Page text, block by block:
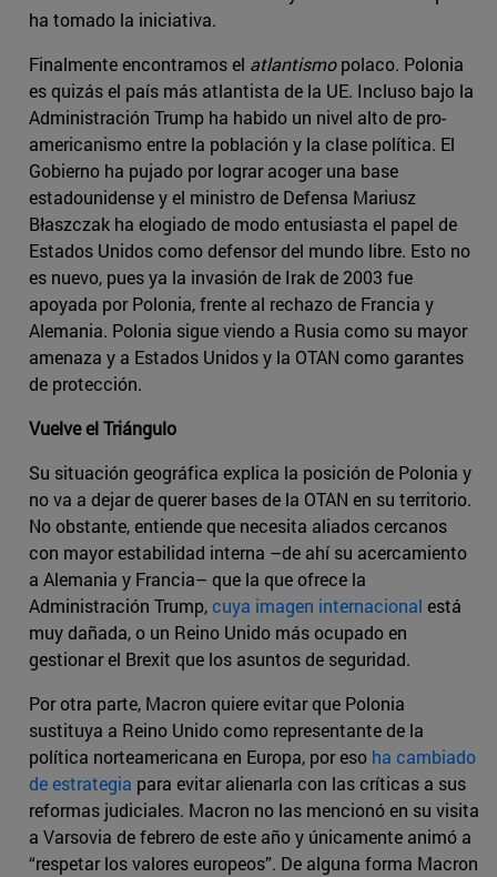
ha tomado la iniciativa.
Finalmente encontramos el atlantismopolaco. Polonia
es quizás el país más atlantista de la UE. Incluso bajo la
Administración Trump ha habido un nivel alto de pro-
americanismo entre la población y la clase política. El
Gobierno ha pujado por lograr acoger una base
estadounidense y el ministro de Defensa Mariusz
Błaszczak ha elogiado de modo entusiasta el papel de
Estados Unidos como defensor del mundo libre. Esto no
es nuevo, pues ya la invasión de Irak de 2003 fue
apoyada por Polonia, frente al rechazo de Francia y
Alemania. Polonia sigue viendo a Rusia como su mayor
amenaza y a Estados Unidos y la OTAN como garantes
de protección.
Vuelve el Triángulo
Su situación geográfica explica la posición de Polonia y
no va a dejar de querer bases de la OTAN en su territorio.
No obstante, entiende que necesita aliados cercanos
con mayor estabilidad interna –de ahí su acercamiento
a Alemania y Francia– que la que ofrece la
Administración Trump,cuya imagen internacional está
muy dañada, o un Reino Unido más ocupado en
gestionar el Brexit que los asuntos de seguridad.
Por otra parte, Macron quiere evitar que Polonia
sustituya a Reino Unido como representante de la
política norteamericana en Europa, por eso ha cambiado
de estrategia para evitar alienarla con las críticas a sus
reformas judiciales. Macron no las mencionó en su visita
a Varsovia de febrero de este año y únicamente animó a
“respetar los valores europeos”. De alguna forma Macron